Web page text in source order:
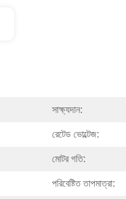
সাক্ষ্যদান:
রেটেড ভোল্টেজ:
মোটর গতি:
পরিবেষ্টিত তাপমাত্রা: